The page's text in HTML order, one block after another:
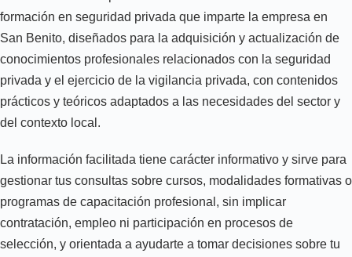
formación en seguridad privada que imparte la empresa en
San Benito, diseñados para la adquisición y actualización de
conocimientos profesionales relacionados con la seguridad
privada y el ejercicio de la vigilancia privada, con contenidos
prácticos y teóricos adaptados a las necesidades del sector y
del contexto local.
La información facilitada tiene carácter informativo y sirve para
gestionar tus consultas sobre cursos, modalidades formativas o
programas de capacitación profesional, sin implicar
contratación, empleo ni participación en procesos de
selección, y orientada a ayudarte a tomar decisiones sobre tu